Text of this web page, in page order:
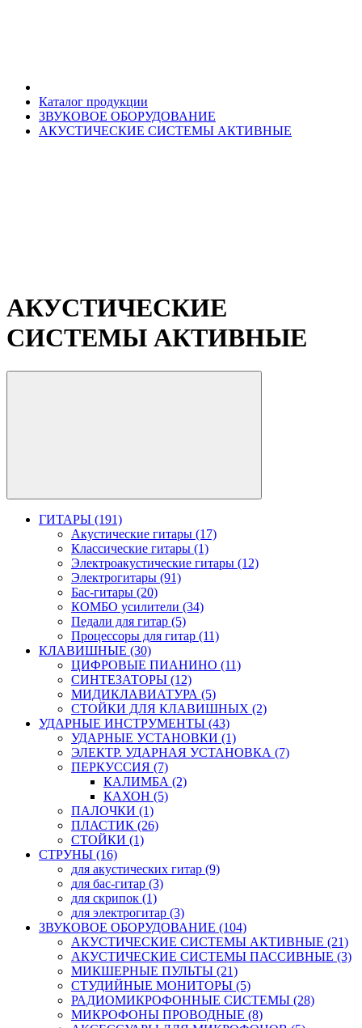
Каталог продукции
ЗВУКОВОЕ ОБОРУДОВАНИЕ
АКУСТИЧЕСКИЕ СИСТЕМЫ АКТИВНЫЕ
АКУСТИЧЕСКИЕ
СИСТЕМЫ АКТИВНЫЕ
ГИТАРЫ (191)
Акустические гитары (17)
Классические гитары (1)
Электроакустические гитары (12)
Электрогитары (91)
Бас-гитары (20)
КОМБО усилители (34)
Педали для гитар (5)
Процессоры для гитар (11)
КЛАВИШНЫЕ (30)
ЦИФРОВЫЕ ПИАНИНО (11)
СИНТЕЗАТОРЫ (12)
МИДИКЛАВИАТУРА (5)
СТОЙКИ ДЛЯ КЛАВИШНЫХ (2)
УДАРНЫЕ ИНСТРУМЕНТЫ (43)
УДАРНЫЕ УСТАНОВКИ (1)
ЭЛЕКТР. УДАРНАЯ УСТАНОВКА (7)
ПЕРКУССИЯ (7)
КАЛИМБА (2)
КАХОН (5)
ПАЛОЧКИ (1)
ПЛАСТИК (26)
СТОЙКИ (1)
СТРУНЫ (16)
для акустических гитар (9)
для бас-гитар (3)
для скрипок (1)
для электрогитар (3)
ЗВУКОВОЕ ОБОРУДОВАНИЕ (104)
АКУСТИЧЕСКИЕ СИСТЕМЫ АКТИВНЫЕ (21)
АКУСТИЧЕСКИЕ СИСТЕМЫ ПАССИВНЫЕ (3)
МИКШЕРНЫЕ ПУЛЬТЫ (21)
СТУДИЙНЫЕ МОНИТОРЫ (5)
РАДИОМИКРОФОННЫЕ СИСТЕМЫ (28)
МИКРОФОНЫ ПРОВОДНЫЕ (8)